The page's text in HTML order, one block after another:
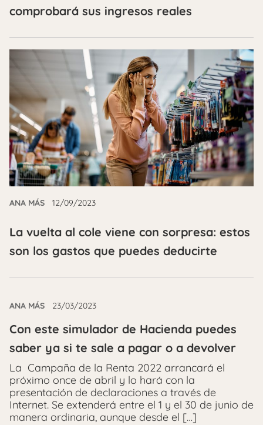
comprobará sus ingresos reales
ANA MÁS 12/09/2023
La vuelta al cole viene con sorpresa: estos
son los gastos que puedes deducirte
ANA MÁS 23/03/2023
Con este simulador de Hacienda puedes
saber ya si te sale a pagar o a devolver
La Campaña de la Renta 2022 arrancará el
próximo once de abril y lo hará con la
presentación de declaraciones a través de
Internet. Se extenderá entre el 1 y el 30 de junio de
manera ordinaria, aunque desde el […]